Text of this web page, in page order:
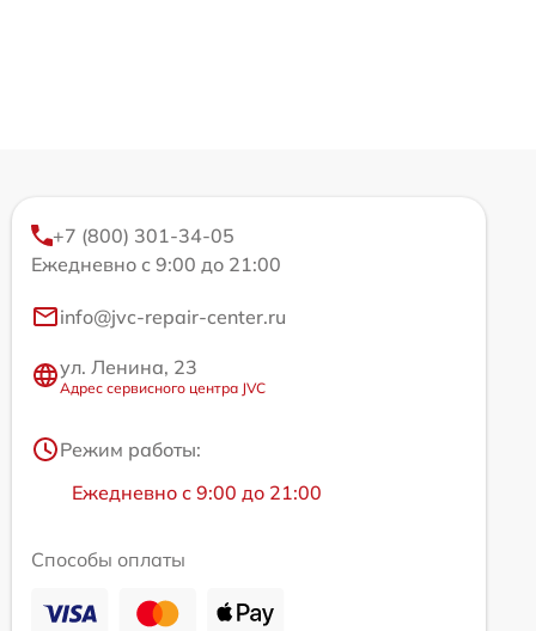
+7 (800) 301-34-05
Ежедневно с 9:00 до 21:00
info@jvc-repair-center.ru
ул. Ленина, 23
Адрес сервисного центра JVC
Режим работы:
Ежедневно с 9:00 до 21:00
Способы оплаты